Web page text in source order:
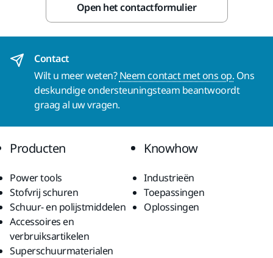
Open het contactformulier
Contact
Wilt u meer weten?Neem contact met ons op. Ons
deskundige ondersteuningsteam beantwoordt
graag al uw vragen.
Producten
Power tools
Stofvrij schuren
Schuur- en polijstmiddelen
Accessoires en
verbruiksartikelen
Superschuurmaterialen
Knowhow
Industrieën
Toepassingen
Oplossingen